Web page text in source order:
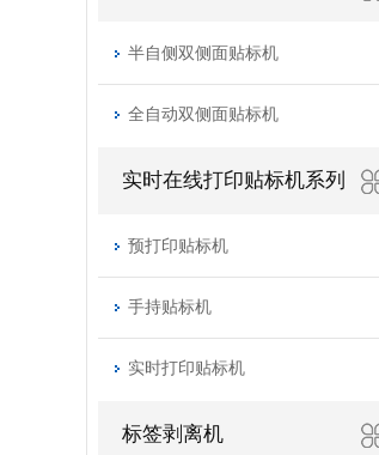
半自侧双侧面贴标机
全自动双侧面贴标机
实时在线打印贴标机系列
预打印贴标机
手持贴标机
实时打印贴标机
标签剥离机